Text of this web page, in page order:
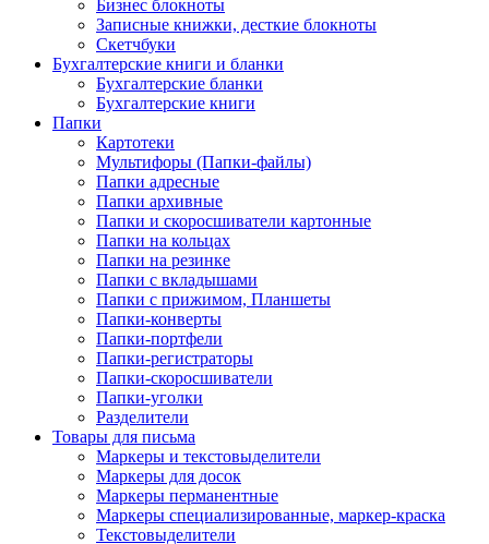
Бизнес блокноты
Записные книжки, десткие блокноты
Скетчбуки
Бухгалтерские книги и бланки
Бухгалтерские бланки
Бухгалтерские книги
Папки
Картотеки
Мультифоры (Папки-файлы)
Папки адресные
Папки архивные
Папки и скоросшиватели картонные
Папки на кольцах
Папки на резинке
Папки с вкладышами
Папки с прижимом, Планшеты
Папки-конверты
Папки-портфели
Папки-регистраторы
Папки-скоросшиватели
Папки-уголки
Разделители
Товары для письма
Маркеры и текстовыделители
Маркеры для досок
Маркеры перманентные
Маркеры специализированные, маркер-краска
Текстовыделители